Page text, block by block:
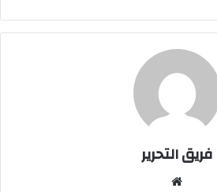
فريق التحرير